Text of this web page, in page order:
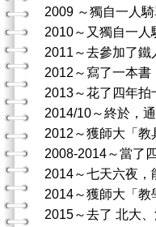
2009 ～獨自一人
2010～又獨自一人
2011～去參加了
2012～寫了一本書
2013～花了四年拍
2014/10～終於，
2012～獲師大「教
2008-2014～當了
2014～七天六夜，
2014～獲師大「教
2015～去了 北大